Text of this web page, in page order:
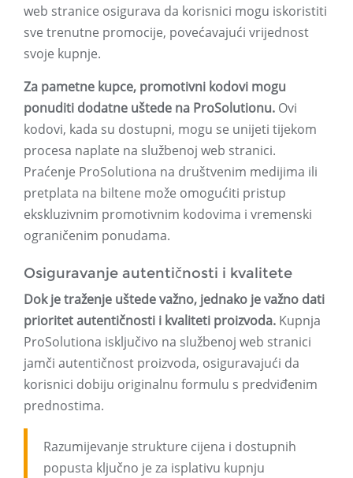
web stranice osigurava da korisnici mogu iskoristiti
sve trenutne promocije, povećavajući vrijednost
svoje kupnje.
Za pametne kupce, promotivni kodovi mogu
ponuditi dodatne uštede na ProSolutionu. Ovi
kodovi, kada su dostupni, mogu se unijeti tijekom
procesa naplate na službenoj web stranici.
Praćenje ProSolutiona na društvenim medijima ili
pretplata na biltene može omogućiti pristup
ekskluzivnim promotivnim kodovima i vremenski
ograničenim ponudama.
Osiguravanje autentičnosti i kvalitete
Dok je traženje uštede važno, jednako je važno dati
prioritet autentičnosti i kvaliteti proizvoda. Kupnja
ProSolutiona isključivo na službenoj web stranici
jamči autentičnost proizvoda, osiguravajući da
korisnici dobiju originalnu formulu s predviđenim
prednostima.
Razumijevanje strukture cijena i dostupnih
popusta ključno je za isplativu kupnju